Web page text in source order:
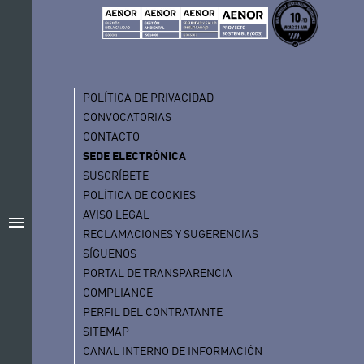
menu
POLÍTICA DE PRIVACIDAD
CONVOCATORIAS
CONTACTO
SEDE ELECTRÓNICA
SUSCRÍBETE
POLÍTICA DE COOKIES
AVISO LEGAL
RECLAMACIONES Y SUGERENCIAS
SÍGUENOS
PORTAL DE TRANSPARENCIA
COMPLIANCE
PERFIL DEL CONTRATANTE
SITEMAP
CANAL INTERNO DE INFORMACIÓN